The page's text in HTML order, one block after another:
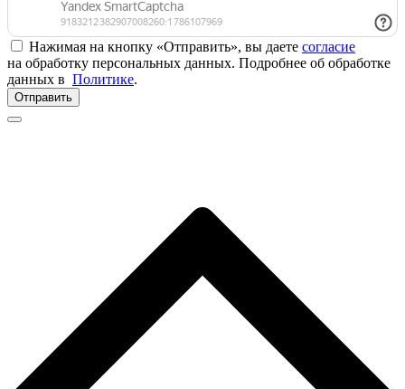
Нажимая на кнопку «Отправить», вы даете согласие
на обработку персональных данных. Подробнее об обработке
данных в Политике.
Отправить